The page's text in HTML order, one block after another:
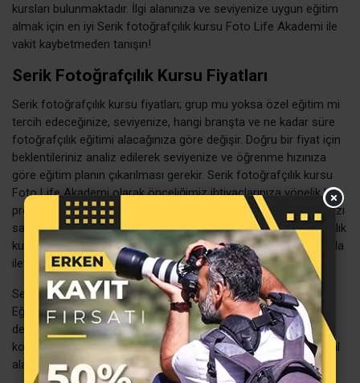
kursları bulunmaktadır. İlgi alanınıza ve seviyenize uygun eğitim
almak için en iyi Serik fotoğrafçılık kursu Foto Life Akademi ile
vakit kaybetmeden tanışın!
Serik Fotoğrafçılık Kursu Fiyatları
Serik fotoğrafçılık kursu fiyatları; grup mu yoksa özel eğitim mi
tercih edeceğinize, seviyenize, hangi branşta ve ne kadar süre
fotoğrafçılık eğitimi alacağınıza göre değişir. Doğru bir fiyat için
beklentileriniz analiz edilerek seviyenize ve öğrenme hızınıza
göre eğitim planın çıkarılması gerekir. Serik fotoğrafçılık kursu
Foto Life Akademi olarak önceliğimiz ihtiyaçlarınıza yönelik bir
program hazırlamak ve alacağınız eğitimden memnun kalmanızı
sağlamaktır. Eğitim programınızı planlamak ve Serik fotoğrafçılık
kursu fiyatları hakkında bilgi almak için eğitim danışmanlarımızla
iletişime geçin.
Serik fotoğrafçılık kursu fiyatları ayrıca eğitim kurumunun Milli
Eğitim Bakanlığı’na bağlı olup olmamasına, eğitmenlerinin
deneyimine, eğitim içeriklerinin yeterliliğine, eğitim salonlarının
konforuna, araç-gereç donanımına, fiziki imkanlarına ve sosyal
alanlarının çeşitliliğine göre belirlenmektedir.